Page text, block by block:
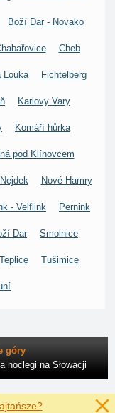
Boží Dar - Novako
Cheb
Louka Fichtelberg
Karlovy Vary
Komáří hůrka
pod Klínovcem
Nejdek Nové Hamry
- Velflink Pernink
Dar Smolnice
Teplice Tušimice
góry
noclegi na Słowacji